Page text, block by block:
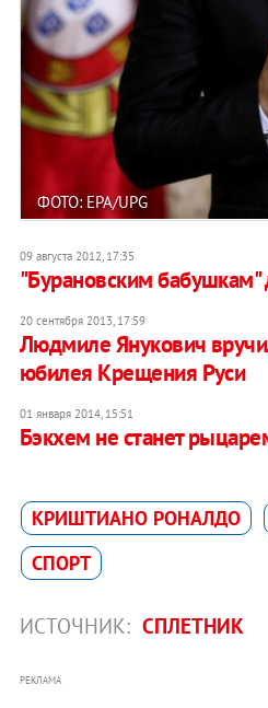
ФОТО: EPA/UPG
09 августа 2012, 17:35
"Бурановским бабушкам"
20 сентября 2013, 17:59
Людмиле Янукович
юбилея Крещения Руси
01 января 2014, 15:51
Бэкхем не станет
КРИШТИАНО РОНАЛДО
СПОРТ
ИСТОЧНИК: СПЛЕТНИК
РЕКЛАМА